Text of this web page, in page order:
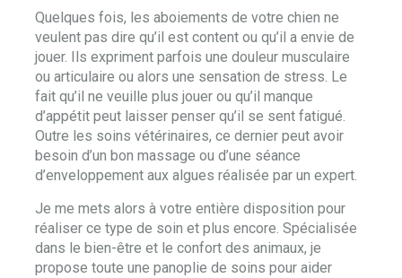
Quelques fois, les aboiements de votre chien ne
veulent pas dire qu’il est content ou qu’il a envie de
jouer. Ils expriment parfois une douleur musculaire
ou articulaire ou alors une sensation de stress. Le
fait qu’il ne veuille plus jouer ou qu’il manque
d’appétit peut laisser penser qu’il se sent fatigué.
Outre les soins vétérinaires, ce dernier peut avoir
besoin d’un bon massage ou d’une séance
d’enveloppement aux algues réalisée par un expert.
Je me mets alors à votre entière disposition pour
réaliser ce type de soin et plus encore. Spécialisée
dans le bien-être et le confort des animaux, je
propose toute une panoplie de soins pour aider